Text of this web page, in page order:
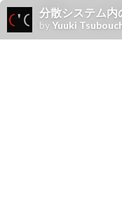
分散システム
byYuuki